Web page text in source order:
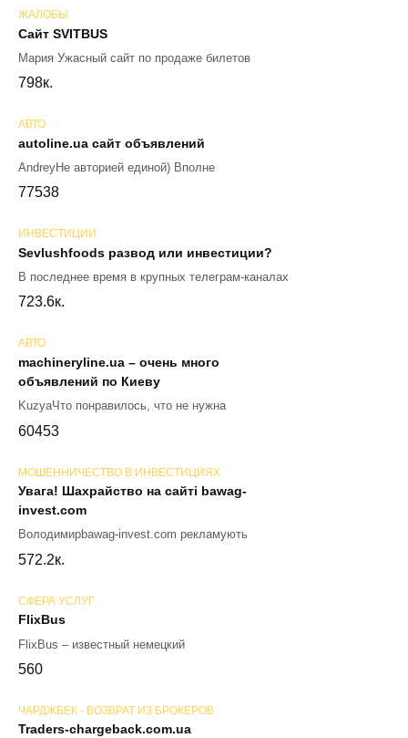
ЖАЛОБЫ
Сайт SVITBUS
Мария Ужасный сайт по продаже билетов
798к.
АВТО
autoline.ua сайт объявлений
AndreyНе авторией единой) Вполне
77538
ИНВЕСТИЦИИ
Sevlushfoods развод или инвестиции?
В последнее время в крупных телеграм-каналах
723.6к.
АВТО
machineryline.ua – очень много
объявлений по Киеву
KuzyaЧто понравилось, что не нужна
60453
МОШЕННИЧЕСТВО В ИНВЕСТИЦИЯХ
Увага! Шахрайство на сайті bawag-
invest.com
Володимирbawag-invest.com рекламують
572.2к.
СФЕРА УСЛУГ
FlixBus
FlixBus – известный немецкий
560
ЧАРДЖБЕК - ВОЗВРАТ ИЗ БРОКЕРОВ
Traders-chargeback.com.ua